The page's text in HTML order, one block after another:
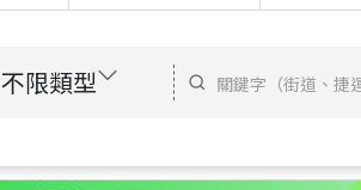
不限類型